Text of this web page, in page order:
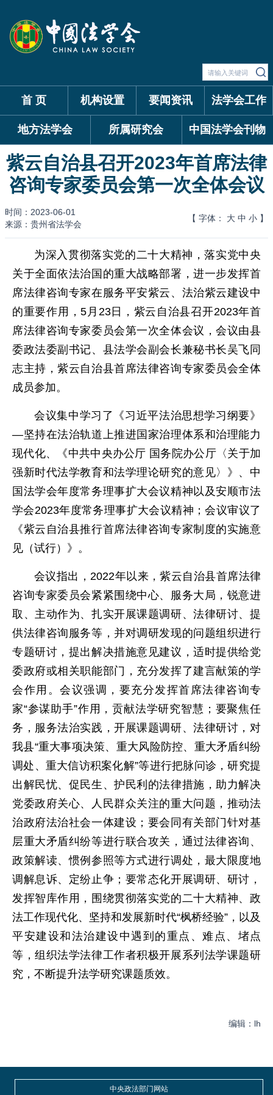
首 页 机构设置 要闻资讯 法学会工作
地方法学会 所属研究会 中国法学会刊物
紫云自治县召开2023年首席法律
咨询专家委员会第一次全体会议
时间：2023-06-01
来源：贵州省法学会
【 字体： 大 中 小 】
为深入贯彻落实党的二十大精神，落实党中央
关于全面依法治国的重大战略部署，进一步发挥首
席法律咨询专家在服务平安紫云、法治紫云建设中
的重要作用，5月23日，紫云自治县召开2023年首
席法律咨询专家委员会第一次全体会议，会议由县
委政法委副书记、县法学会副会长兼秘书长吴飞同
志主持，紫云自治县首席法律咨询专家委员会全体
成员参加。
会议集中学习了《习近平法治思想学习纲要》
—坚持在法治轨道上推进国家治理体系和治理能力
现代化、《中共中央办公厅 国务院办公厅〈关于加
强新时代法学教育和法学理论研究的意见〉》、中
国法学会年度常务理事扩大会议精神以及安顺市法
学会2023年度常务理事扩大会议精神；会议审议了
《紫云自治县推行首席法律咨询专家制度的实施意
见（试行）》。
会议指出，2022年以来，紫云自治县首席法律
咨询专家委员会紧紧围绕中心、服务大局，锐意进
取、主动作为、扎实开展课题调研、法律研讨、提
供法律咨询服务等，并对调研发现的问题组织进行
专题研讨，提出解决措施意见建议，适时提供给党
委政府或相关职能部门，充分发挥了建言献策的学
会作用。会议强调，要充分发挥首席法律咨询专
家“参谋助手”作用，贡献法学研究智慧；要聚焦任
务，服务法治实践，开展课题调研、法律研讨，对
我县“重大事项决策、重大风险防控、重大矛盾纠纷
调处、重大信访积案化解”等进行把脉问诊，研究提
出解民忧、促民生、护民利的法律措施，助力解决
党委政府关心、人民群众关注的重大问题，推动法
治政府法治社会一体建设；要会同有关部门针对基
层重大矛盾纠纷等进行联合攻关，通过法律咨询、
政策解读、惯例参照等方式进行调处，最大限度地
调解息诉、定纷止争；要常态化开展调研、研讨，
发挥智库作用，围绕贯彻落实党的二十大精神、政
法工作现代化、坚持和发展新时代“枫桥经验”，以及
平安建设和法治建设中遇到的重点、难点、堵点
等，组织法学法律工作者积极开展系列法学课题研
究，不断提升法学研究课题质效。
编辑：lh
中央政法部门网站